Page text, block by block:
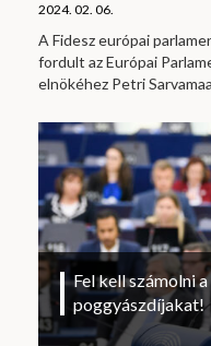
2024. 02. 06.
A Fidesz európai
fordult az Európai
elnökéhez Petri
Fel kell számolni
poggyászdíjakat!